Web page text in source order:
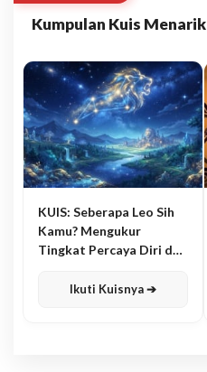
Kumpulan Kuis Menarik
KUIS: Seberapa Leo Sih
Kamu? Mengukur
Tingkat Percaya Diri dan
Ikuti Kuisnya ➔